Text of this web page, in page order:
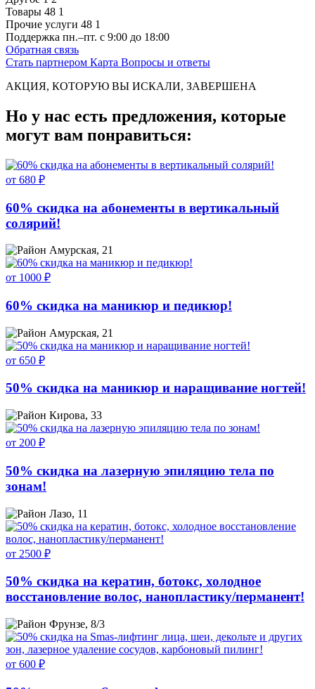
Товары 48 1
Прочие услуги 48 1
Поддержка пн.–пт. с 9:00 до 18:00
Обратная связь
Стать партнером Карта Вопросы и ответы
АКЦИЯ, КОТОРУЮ ВЫ ИСКАЛИ, ЗАВЕРШЕНА
Но у нас есть предложения, которые
могут вам понравиться:
от 680 ₽
60% скидка на абонементы в вертикальный
солярий!
Амурская, 21
от 1000 ₽
60% скидка на маникюр и педикюр!
Амурская, 21
от 650 ₽
50% скидка на маникюр и наращивание ногтей!
Кирова, 33
от 200 ₽
50% скидка на лазерную эпиляцию тела по
зонам!
Лазо, 11
от 2500 ₽
50% скидка на кератин, ботокс, холодное
восстановление волос, нанопластику/перманент!
Фрунзе, 8/3
от 600 ₽